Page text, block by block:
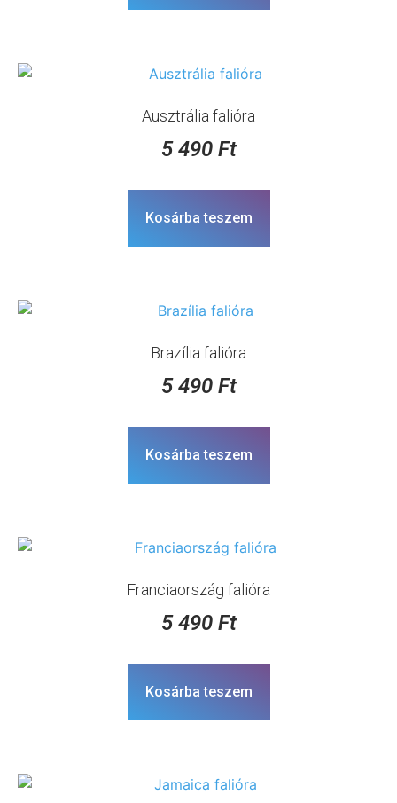
Ausztrália falióra
5 490 Ft
Kosárba teszem
Brazília falióra
5 490 Ft
Kosárba teszem
Franciaország falióra
5 490 Ft
Kosárba teszem